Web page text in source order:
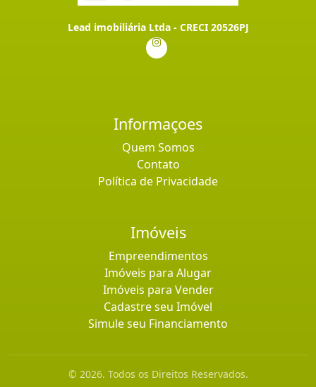
Lead imobiliária Ltda - CRECI 20526PJ
Informaçoes
Quem Somos
Contato
Política de Privacidade
Imóveis
Empreendimentos
Imóveis para Alugar
Imóveis para Vender
Cadastre seu Imóvel
Simule seu Financiamento
© 2026. Todos os Direitos Reservados.